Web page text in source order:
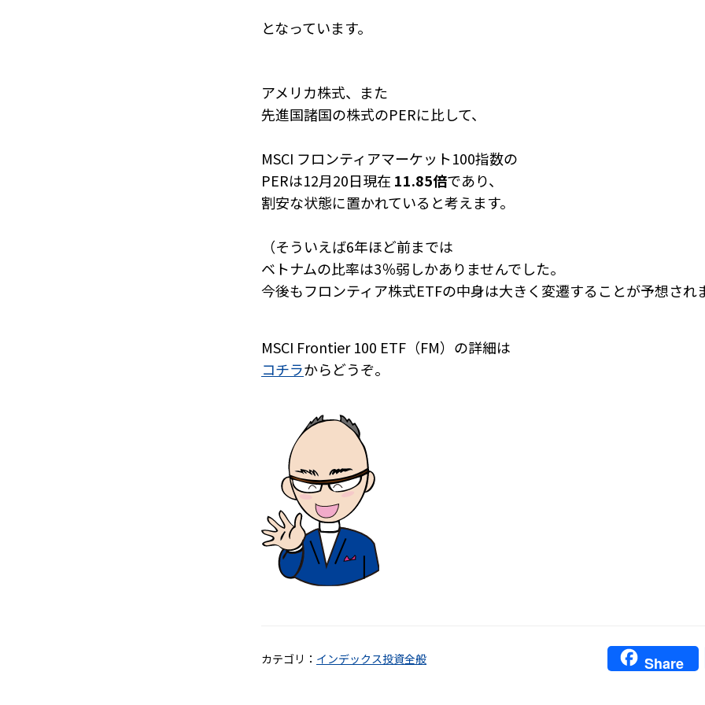
となっています。
アメリカ株式、また
先進国諸国の株式のPERに比して、
MSCI フロンティアマーケット100指数の
PERは12月20日現在 11.85倍であり、
割安な状態に置かれていると考えます。
（そういえば6年ほど前までは
ベトナムの比率は3％弱しかありませんでした。
今後もフロンティア株式ETFの中身は大きく変遷することが予想され
MSCI Frontier 100 ETF（FM）の詳細は
コチラからどうぞ。
Share
カテゴリ： インデックス投資全般